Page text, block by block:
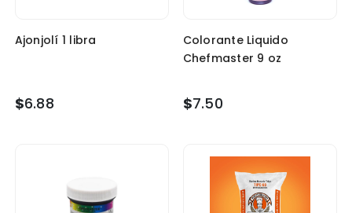
Ajonjolí 1 libra
$6.88
Colorante Liquido
Chefmaster 9 oz
$7.50